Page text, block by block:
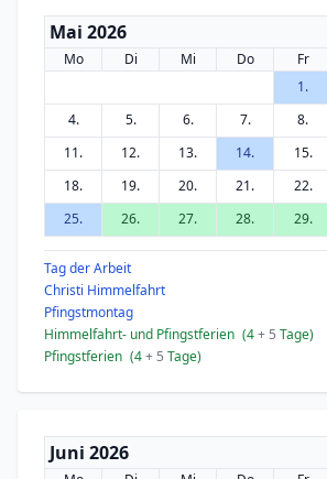
Mai 2026
Mo Di Mi Do Fr
1.
4.
5. 6. 7. 8.
11.
12. 13. 14. 15.
18.
19. 20. 21. 22.
25.
26. 27. 28. 29.
Tag der Arbeit
Christi Himmelfahrt
Pfingstmontag
Himmelfahrt- und Pfingstferien (4+ 5 Tage)
Pfingstferien (4+ 5 Tage)
Juni 2026